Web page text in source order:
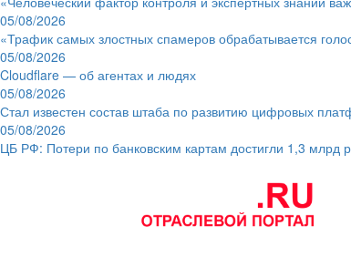
05/08/2026
«Трафик самых злостных спамеров обрабатывается
05/08/2026
Cloudflare — об агентах и людях
05/08/2026
Стал известен состав штаба по развитию цифровых
05/08/2026
ЦБ РФ: Потери по банковским картам достигли 1,3 млрд